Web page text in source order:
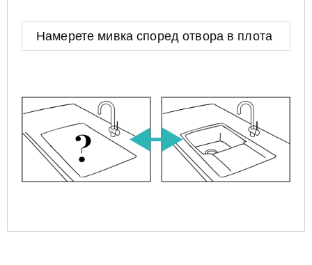
Намерете мивка според отвора в плота